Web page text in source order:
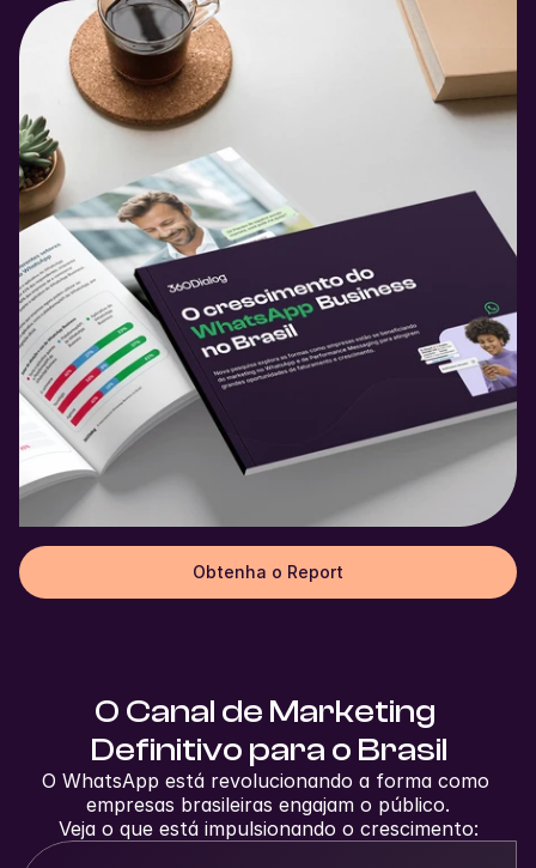
Obtenha o Report
O Canal de Marketing
Definitivo para o Brasil
O WhatsApp está revolucionando a forma como
empresas brasileiras engajam o público.
Veja o que está impulsionando o crescimento: